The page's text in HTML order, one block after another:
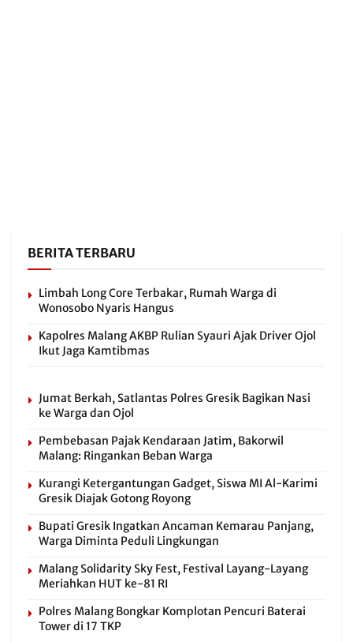
BERITA TERBARU
Limbah Long Core Terbakar, Rumah Warga di
Wonosobo Nyaris Hangus
Kapolres Malang AKBP Rulian Syauri Ajak Driver Ojol
Ikut Jaga Kamtibmas
Jumat Berkah, Satlantas Polres Gresik Bagikan Nasi
ke Warga dan Ojol
Pembebasan Pajak Kendaraan Jatim, Bakorwil
Malang: Ringankan Beban Warga
Kurangi Ketergantungan Gadget, Siswa MI Al-Karimi
Gresik Diajak Gotong Royong
Bupati Gresik Ingatkan Ancaman Kemarau Panjang,
Warga Diminta Peduli Lingkungan
Malang Solidarity Sky Fest, Festival Layang-Layang
Meriahkan HUT ke-81 RI
Polres Malang Bongkar Komplotan Pencuri Baterai
Tower di 17 TKP